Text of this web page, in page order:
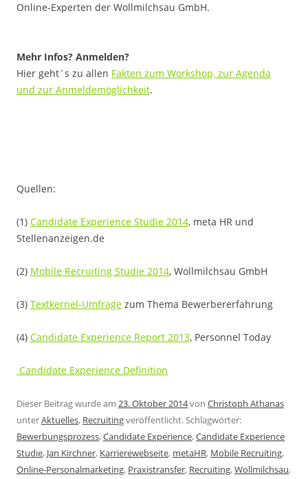
Online-Experten der Wollmilchsau GmbH.
Mehr Infos? Anmelden?
Hier geht´s zu allen Fakten zum Workshop, zur Agenda
und zur Anmeldemöglichkeit.
Quellen:
(1) Candidate Experience Studie 2014, meta HR und
Stellenanzeigen.de
(2) Mobile Recruiting Studie 2014, Wollmilchsau GmbH
(3) Textkernel-Umfrage zum Thema Bewerbererfahrung
(4) Candidate Experience Report 2013, Personnel Today
Candidate Experience Definition
Dieser Beitrag wurde am 23. Oktober 2014von Christoph Athanas
unterAktuelles, Recruitingveröffentlicht. Schlagwörter:
Bewerbungsprozess,Candidate Experience,Candidate Experience
Studie, Jan Kirchner, Karrierewebseite, metaHR, Mobile Recruiting,
Online-Personalmarketing, Praxistransfer, Recruiting,Wollmilchsau,